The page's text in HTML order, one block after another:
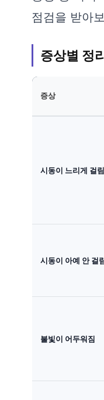
점검을 받아
증상별 정리
증상
시동이 느리게 걸림
시동이 아예 안 걸
불빛이 어두워짐